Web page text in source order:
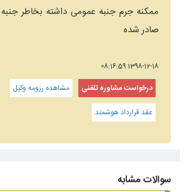
ممکنه جرم جنبه عمومی داشته بخاطر
صادر شده
1398-12-18 08:16:59
درخواست مشاوره تلفنی
مشاهده رزومه وکیل
عقد قرارداد هوشمند
سوالات مشابه